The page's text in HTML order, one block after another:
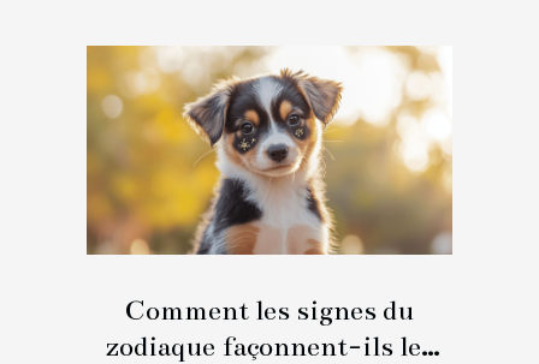
Comment les signes du
zodiaque façonnent-ils les